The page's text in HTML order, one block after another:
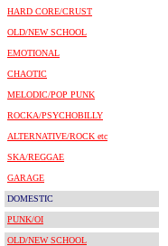
HARD CORE/CRUST
OLD/NEW SCHOOL
EMOTIONAL
CHAOTIC
MELODIC/POP PUNK
ROCKA/PSYCHOBILLY
ALTERNATIVE/ROCK etc
SKA/REGGAE
GARAGE
DOMESTIC
PUNK/OI
OLD/NEW SCHOOL